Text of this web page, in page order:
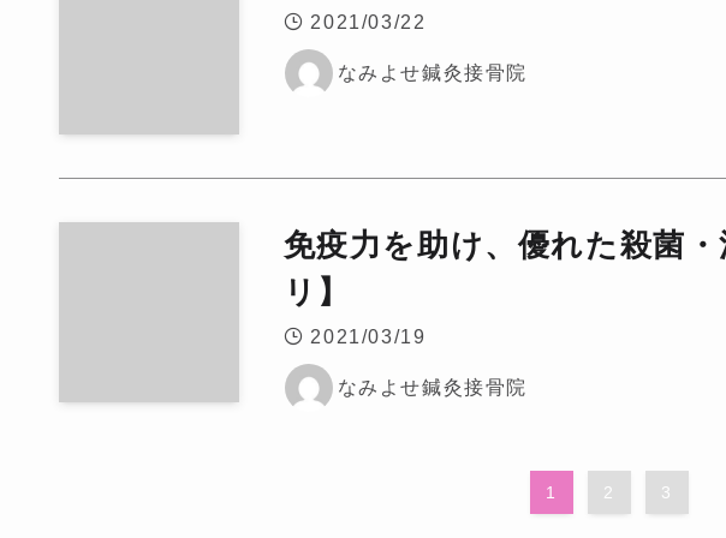
2021/03/22
なみよせ鍼灸接骨院
免疫力を助け、優れた殺菌
リ】
2021/03/19
なみよせ鍼灸接骨院
1 2 3